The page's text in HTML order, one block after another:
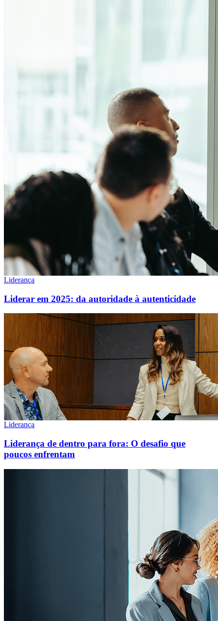
Liderança
Liderar em 2025: da autoridade à autenticidade
Liderança
Liderança de dentro para fora: O desafio que
poucos enfrentam